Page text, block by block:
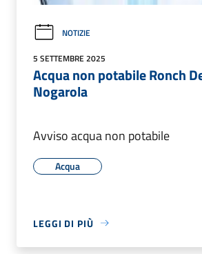
NOTIZIE
5 SETTEMBRE 2025
Acqua non potabile Ronch
Nogarola
Avviso acqua non potabile
Acqua
LEGGI DI PIÙ